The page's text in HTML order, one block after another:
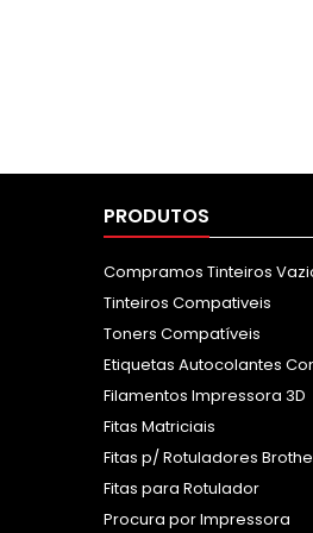
PRODUTOS
Compramos Tinteiros
Tinteiros Compativeis
Toners Compatíveis
Etiquetas Autocolantes
Filamentos Impressora 3D
Fitas Matriciais
Fitas p/ Rotuladores
Fitas para Rotulador
Procura por Impressora